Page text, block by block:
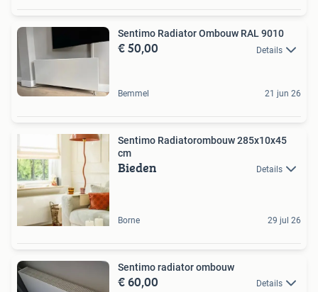
Sentimo Radiator Ombouw RAL 9010
€ 50,00 Details
Bemmel 21 jun 26
Sentimo Radiatorombouw 285x10x45
cm
Bieden Details
Borne 29 jul 26
Sentimo radiator ombouw
€ 60,00 Details